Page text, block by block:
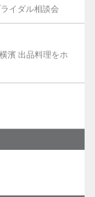
イダル相談会
濱 出品料理をホ